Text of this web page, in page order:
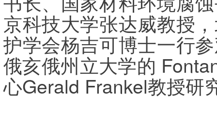
京科技大学张达威教授
护学会杨吉可博士一行
俄亥俄州立大学的
心Gerald Frankel教授研